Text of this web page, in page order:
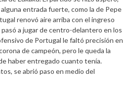
entrada fuerte, como la de Pepe
renovó aire arriba con el ingreso
a jugar de centro-delantero en los
de Portugal le faltó precisión en
de campeón, pero le queda la
haber entregado cuanto tenía.
se abrió paso en medio del